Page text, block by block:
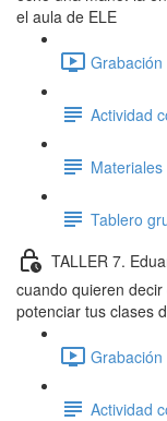
el aula de ELE
Actividad
Materiales
Tablero
TALLER 7.
cuando quieren
potenciar tus clases
Actividad